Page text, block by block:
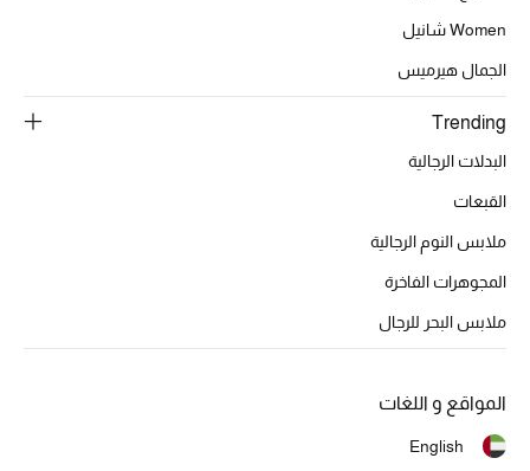
أبرز المصممين
أحذية مختارة
جميع مستحضرات الجمال
الجديد في عالم الجمال
Women شانيل
الجمال هيرميس
Trending
البدلات الرجالية
القبعات
ملابس النوم الرجالية
المجوهرات الفاخرة
ملابس البحر للرجال
المواقع و اللغات
English